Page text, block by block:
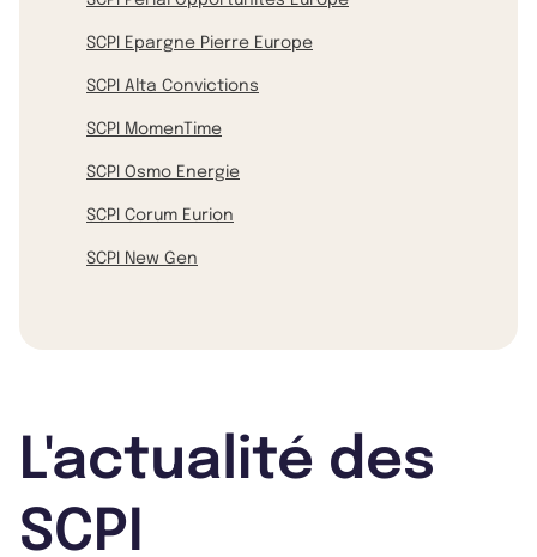
SCPI Epargne Pierre Europe
SCPI Alta Convictions
SCPI MomenTime
SCPI Osmo Energie
SCPI Corum Eurion
SCPI New Gen
L'actualité des
SCPI